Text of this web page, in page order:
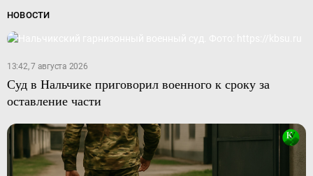
НОВОСТИ
13:42, 7 августа 2026
Суд в Нальчике приговорил военного к сроку за
оставление части